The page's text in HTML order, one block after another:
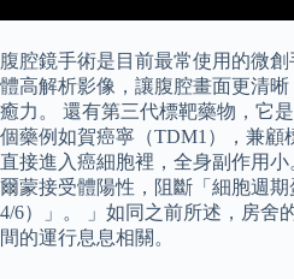
腹腔鏡手術是目前最常使用的微
體高解析影像，讓腹腔畫面更清
癒力。 還有第三代標靶藥物，它
個藥例如賀癌寧（TDM1），兼顧
直接進入癌細胞裡，全身副作用
爾蒙接受體陽性，阻斷「細胞週
4/6）」。 」如同之前所述，房舍
間的運行息息相關。